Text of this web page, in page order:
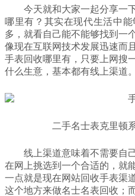
今天就和大家一起分享一
哪里有？其实在现代生活中
多，就看自己能不能够找到一
像现在互联网技术发展迅速而
手表回收哪里有，只要上网搜
什么生意，基本都有线上渠道。
二手名士表克里顿
线上渠道意味着不需要自
在网上挑选到一个合适的，就
一点就是现在网站回收手表渠
这个地方来做名士名表回收；